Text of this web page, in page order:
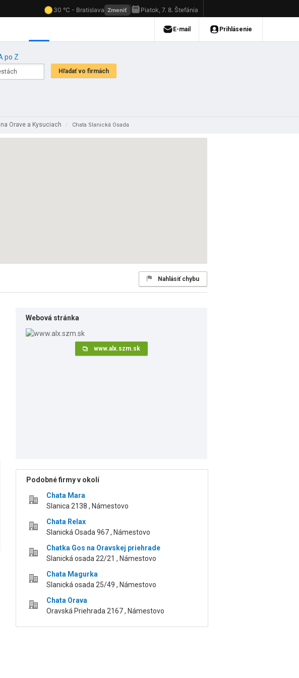
po Z
Orave a Kysuciach / Chata Slanická Osada
Nahlásiť chybu
Webová stránka
www.alx.szm.sk
Podobné firmy v okolí
Chata Mara
Slanica 2138 , Námestovo
Chata Relax
Slanická Osada 967 , Námestovo
Chatka Gos na Oravskej priehrade
Slanická osada 22/21 , Námestovo
Chata Magurka
Slanická osada 25/49 , Námestovo
Chata Orava
Oravská Priehrada 2167 , Námestovo